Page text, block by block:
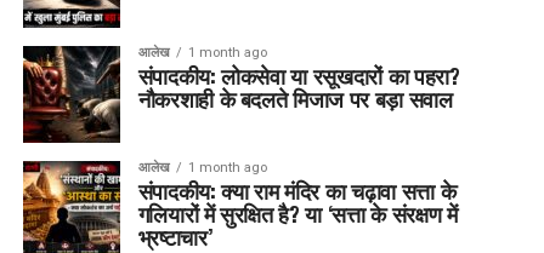
आलेख 1 month ago
संपादकीय: लोकसेवा या रसूखदारों का पहरा?
नौकरशाही के बदलते मिजाज पर बड़ा सवाल
आलेख 1 month ago
संपादकीय: क्या राम मंदिर का चढ़ावा सत्ता के
गलियारों में सुरक्षित है? या ‘सत्ता के संरक्षण में
भ्रष्टाचार’